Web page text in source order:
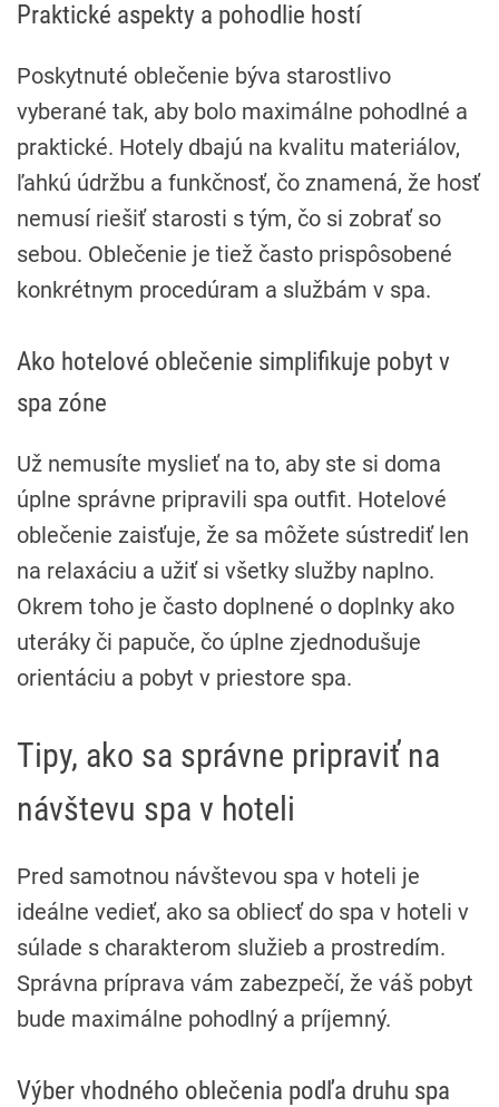
Praktické aspekty a pohodlie hostí
Poskytnuté oblečenie býva starostlivo
vyberané tak, aby bolo maximálne pohodlné a
praktické. Hotely dbajú na kvalitu materiálov,
ľahkú údržbu a funkčnosť, čo znamená, že hosť
nemusí riešiť starosti s tým, čo si zobrať so
sebou. Oblečenie je tiež často prispôsobené
konkrétnym procedúram a službám v spa.
Ako hotelové oblečenie simplifikuje pobyt v
spa zóne
Už nemusíte myslieť na to, aby ste si doma
úplne správne pripravili spa outfit. Hotelové
oblečenie zaisťuje, že sa môžete sústrediť len
na relaxáciu a užiť si všetky služby naplno.
Okrem toho je často doplnené o doplnky ako
uteráky či papuče, čo úplne zjednodušuje
orientáciu a pobyt v priestore spa.
Tipy, ako sa správne pripraviť na
návštevu spa v hoteli
Pred samotnou návštevou spa v hoteli je
ideálne vedieť, ako sa obliecť do spa v hoteli v
súlade s charakterom služieb a prostredím.
Správna príprava vám zabezpečí, že váš pobyt
bude maximálne pohodlný a príjemný.
Výber vhodného oblečenia podľa druhu spa